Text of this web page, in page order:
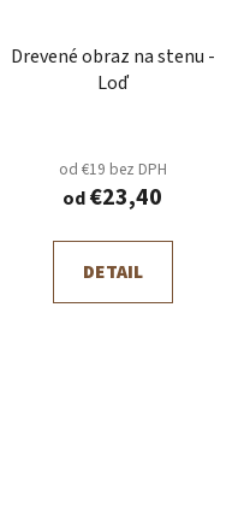
Drevené obraz na stenu -
Loď
od €19 bez DPH
od€23,40
DETAIL